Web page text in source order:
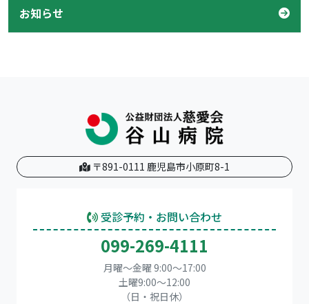
お知らせ
〒891-0111 鹿児島市小原町8-1
受診予約・お問い合わせ
099-269-4111
月曜～金曜 9:00～17:00
土曜9:00〜12:00
（日・祝日休）